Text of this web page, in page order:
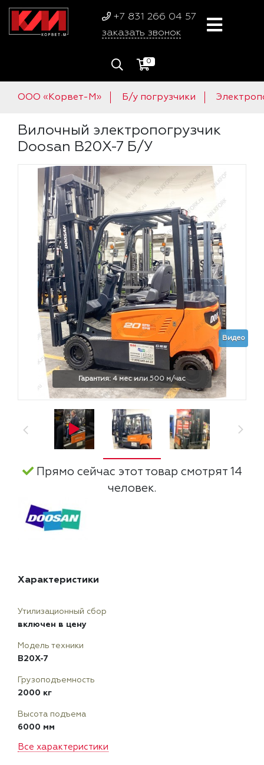
+7 831 266 04 57
заказать звонок
0
ООО «Корвет-М» Б/у погрузчики
Вилочный электропогрузчик
Doosan B20X-7 Б/У
Видео
Гарантия: 4 мес или 500 м/час
Прямо сейчас этот товар смотрят 14
человек.
Характеристики
Все характеристики
Утилизационный сбор
включен в цену
Модель техники
B20X-7
Грузоподъемность
2000 кг
Высота подъема
6000 мм